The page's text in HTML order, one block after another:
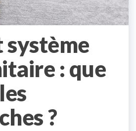
système
: que
?